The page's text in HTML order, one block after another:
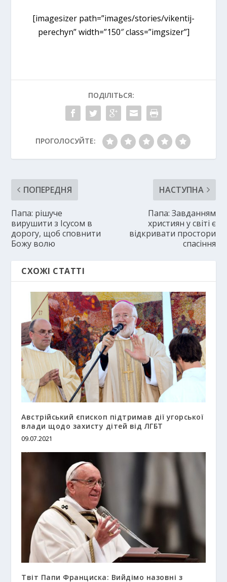
[imagesizer path=”images/stories/vikentij-
perechyn” width=”150″ class=”imgsizer”]
ПОДІЛІТЬСЯ:
ПРОГОЛОСУЙТЕ:
ПОПЕРЕДНЯ
Папа: рішуче
вирушити з Ісусом в
дорогу, щоб сповнити
Божу волю
НАСТУПНА
Папа: Завданням
християн у світі є
відкривати простори
спасіння
СХОЖІ СТАТТІ
Австрійський єпископ підтримав дії угорської
влади щодо захисту дітей від ЛГБТ
09.07.2021
Твіт Папи Франциска: Вийдімо назовні з